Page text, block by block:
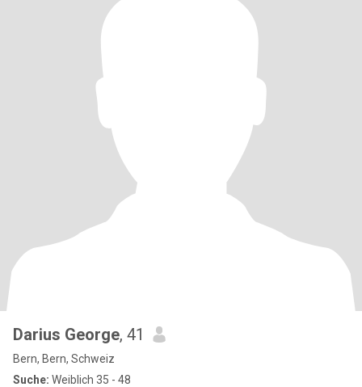
Darius George, 41
Bern, Bern, Schweiz
Suche: Weiblich 35 - 48